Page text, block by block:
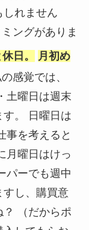
しれません
ングがありま
日。
月初め
感覚では、
土曜日は週末
。 日曜日は
事を考えると
月曜日はけっ
パーでも週中
すし、購買意
（だからポ